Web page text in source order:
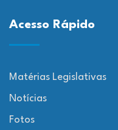
Acesso Rápido
Matérias Legislativas
Notícias
Fotos